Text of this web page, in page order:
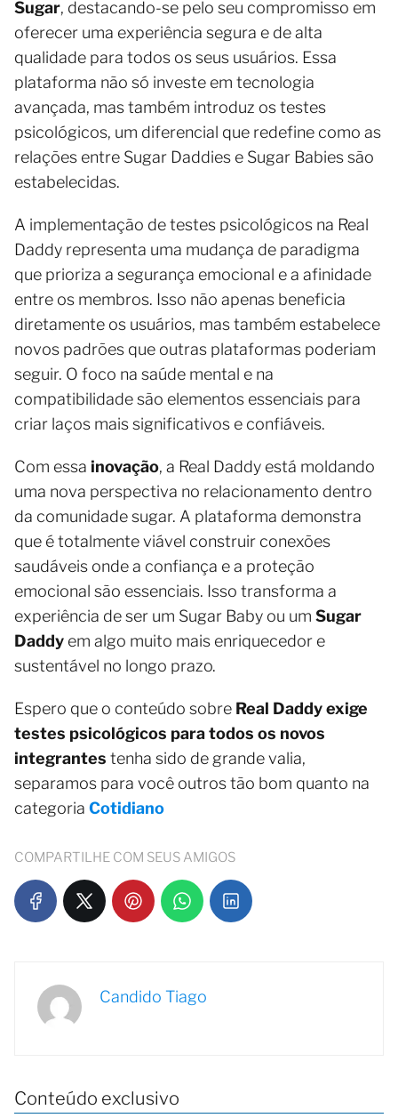
Sugar, destacando-se pelo seu compromisso em
oferecer uma experiência segura e de alta
qualidade para todos os seus usuários. Essa
plataforma não só investe em tecnologia
avançada, mas também introduz os testes
psicológicos, um diferencial que redefine como as
relações entre Sugar Daddies e Sugar Babies são
estabelecidas.
A implementação de testes psicológicos na Real
Daddy representa uma mudança de paradigma
que prioriza a segurança emocional e a afinidade
entre os membros. Isso não apenas beneficia
diretamente os usuários, mas também estabelece
novos padrões que outras plataformas poderiam
seguir. O foco na saúde mental e na
compatibilidade são elementos essenciais para
criar laços mais significativos e confiáveis.
Com essa inovação, a Real Daddy está moldando
uma nova perspectiva no relacionamento dentro
da comunidade sugar. A plataforma demonstra
que é totalmente viável construir conexões
saudáveis onde a confiança e a proteção
emocional são essenciais. Isso transforma a
experiência de ser um Sugar Baby ou um Sugar
Daddy em algo muito mais enriquecedor e
sustentável no longo prazo.
Espero que o conteúdo sobre Real Daddy exige
testes psicológicos para todos os novos
integrantes tenha sido de grande valia,
separamos para você outros tão bom quanto na
categoria Cotidiano
COMPARTILHE COM SEUS AMIGOS
Candido Tiago
Conteúdo exclusivo